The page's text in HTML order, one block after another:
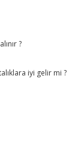
?
iyi gelir mi ?